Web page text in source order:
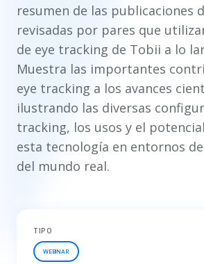
resumen de las publicaciones
revisadas por pares que
de eye tracking de Tobii a lo
Muestra las importantes
eye tracking a los avances
ilustrando las diversas
tracking, los usos y el
esta tecnología en entornos
del mundo real.
TIPO
WEBINAR